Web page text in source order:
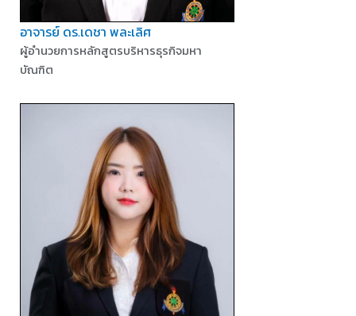
อาจารย์ ดร.เดชา พละเลิศ
ผู้อำนวยการหลักสูตรบริหารธุรกิจมหา
บัณฑิต